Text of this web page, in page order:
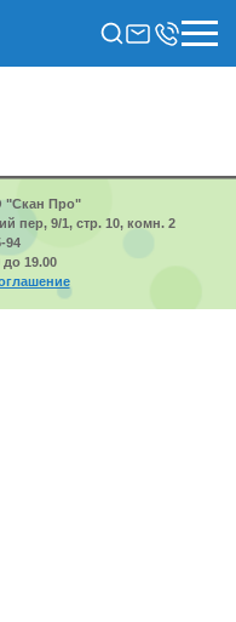
"Скан Про"
пер, 9/1, стр. 10, комн. 2
94
19.00